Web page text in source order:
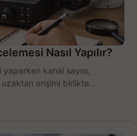
Nasıl Yapılır?
kanal sayısı,
erişimi birlikte